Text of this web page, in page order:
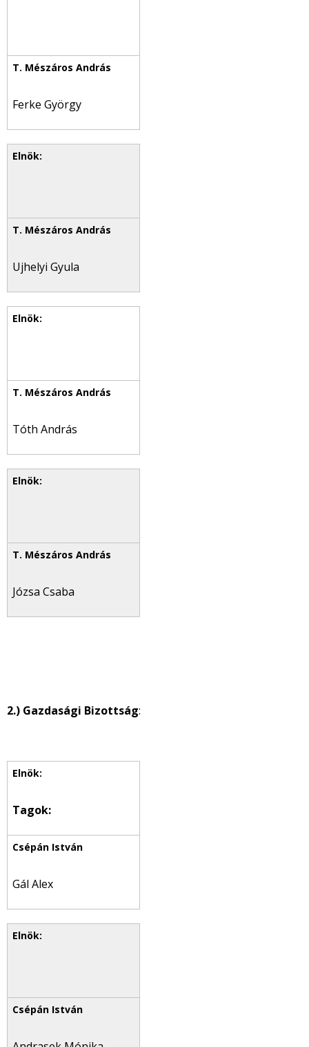
Ferke György
Ujhelyi Gyula
Tóth András
Józsa Csaba
2.) Gazdasági Bizottság:
Tagok:
Gál Alex